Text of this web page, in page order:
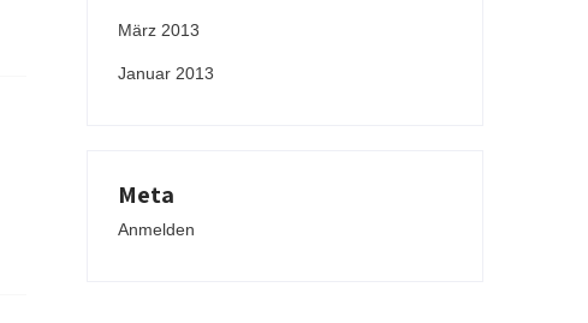
März 2013
Januar 2013
Meta
Anmelden